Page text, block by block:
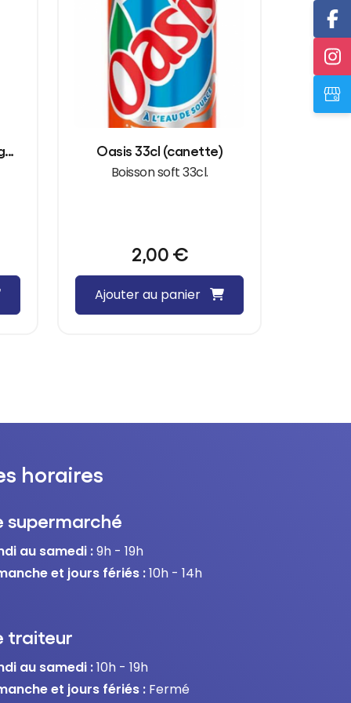
Bière vietnamienne, Saigon 35,5cl Oasis 33cl (canette)
Boisson soft 33cl.
2,00 €
Ajouter au panier
horaires
supermarché
au samedi :9h - 19h
et jours fériés :10h - 14h
traiteur
au samedi :10h - 19h
et jours fériés : Fermé